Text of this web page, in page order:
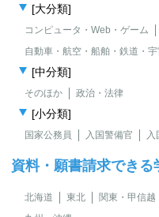
[大分類]
コンピュータ・Web・ゲーム
自動車・航空・船舶・鉄道・
[中分類]
そのほか 政治・法律
[小分類]
国家公務員 入国警備官 入
資料・願書請求できる
北海道 東北 関東・甲信越